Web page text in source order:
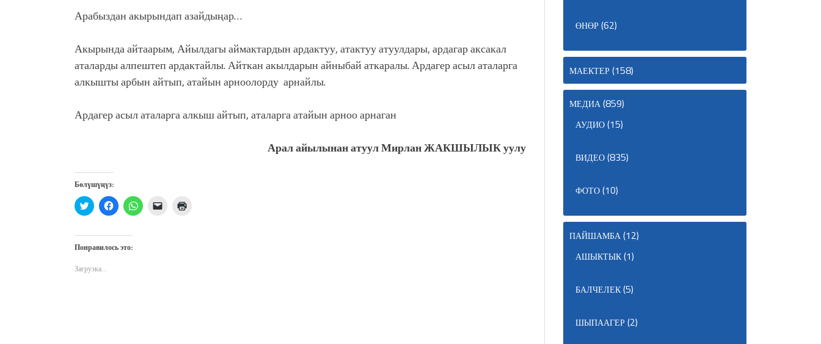
Арабыздан акырындап азайдыңар…
Акырында айтаарым, Айылдагы аймактардын ардактуу, атактуу атуулдары, ардагар аксакал
аталарды алпештеп ардактайлы. Айткан акылдарын айныбай аткаралы. Ардагер асыл аталарга
алкышты арбын айтып, атайын арноолорду арнайлы.
Ардагер асыл аталарга алкыш айтып, аталарга атайын арноо арнаган
Арал айылынан атуул Мирлан ЖАКШЫЛЫК уулу
Бөлүшүңүз:
Нажмите,
чтобы
Twitter
(Открывается
в
окне)
Нажмите,
чтобы
Facebook
(Открывается
в
Нажмите,
чтобы
Послать
ссылку
Понравилось это:
Загрузка...
ӨНӨР(62)
МАЕКТЕР(158)
МЕДИА(859)
АУДИО(15)
ВИДЕО(835)
ФОТО(10)
ПАЙШАМБА(12)
АШЫКТЫК(1)
БАЛЧЕЛЕК(5)
ШЫПААГЕР(2)